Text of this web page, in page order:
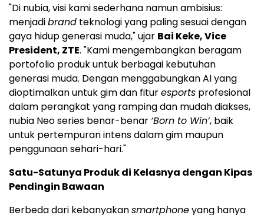
"Di nubia, visi kami sederhana namun ambisius:
menjadibrand teknologi yang paling sesuai dengan
gaya hidup generasi muda," ujar Bai Keke, Vice
President, ZTE. "Kami mengembangkan beragam
portofolio produk untuk berbagai kebutuhan
generasi muda. Dengan menggabungkan AI yang
dioptimalkan untuk gim dan fituresports profesional
dalam perangkat yang ramping dan mudah diakses,
nubia Neo series benar-benar ‘Born to Win’, baik
untuk pertempuran intens dalam gim maupun
penggunaan sehari-hari."
Satu-Satunya Produk di Kelasnya dengan Kipas
Pendingin Bawaan
Berbeda dari kebanyakansmartphoneyang hanya